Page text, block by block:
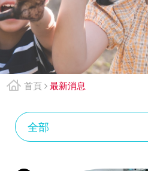
首頁 最新消息
兒
盟
全部